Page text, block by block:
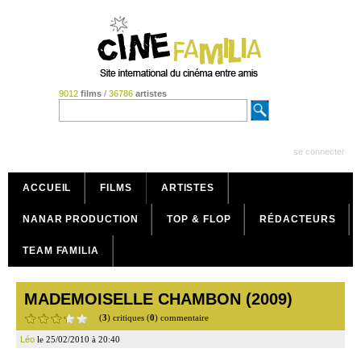
9012 films/ 36786 artistes
se connecter
ACCUEIL FILMS ARTISTES
NANAR PRODUCTION TOP & FLOP RÉDACTEURS
TEAM FAMILIA
MADEMOISELLE CHAMBON (2009)
(3) critiques (0) commentaire
Léo le 25/02/2010 à 20:40